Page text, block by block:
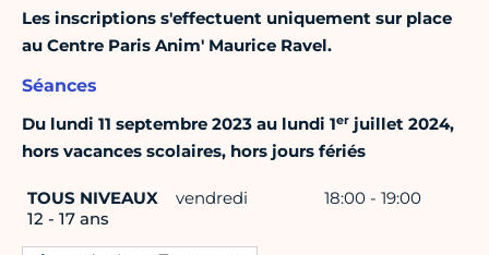
Les inscriptions s'effectuent uniquement sur place
au Centre Paris Anim' Maurice Ravel.
Séances
Du lundi 11 septembre 2023 au lundi 1er juillet 2024,
hors vacances scolaires, hors jours fériés
TOUS NIVEAUX
12 - 17 ans
vendredi 18:00 - 19:00